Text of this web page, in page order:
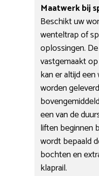
Maatwerk bij
Beschikt uw
wenteltrap of
oplossingen.
vastgemaakt
kan er altijd
worden
een van de
liften beginnen
wordt bepaald
bochten en
klaprail.